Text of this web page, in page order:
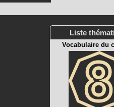
Liste
Vocabulaire du